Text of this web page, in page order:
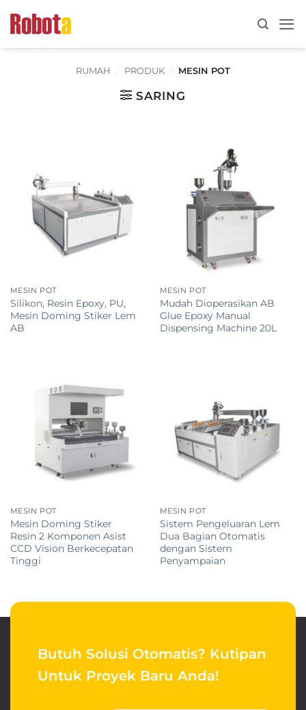
RUMAH PRODUK MESIN POT
SARING
MESIN POT
Silikon, Resin Epoxy, PU, ​​
Mesin Doming Stiker Lem
AB
MESIN POT
Mudah Dioperasikan AB
Glue Epoxy Manual
Dispensing Machine 20L
MESIN POT
Mesin Doming Stiker
Resin 2 Komponen Asist
CCD Vision Berkecepatan
Tinggi
MESIN POT
Sistem Pengeluaran Lem
Dua Bagian Otomatis
dengan Sistem
Penyampaian
Butuh Solusi Otomatis? Kutipan
Untuk Proyek Baru Anda!